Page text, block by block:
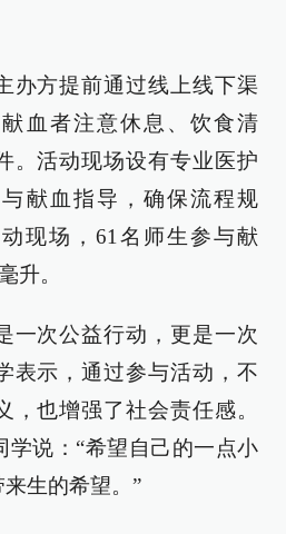
办方提前通过线上线下渠
血者注意休息、饮食清
。活动现场设有专业医护
献血指导，确保流程规
现场，61名师生参与献
升。
一次公益行动，更是一次
表示，通过参与活动，不
，也增强了社会责任感。
学说：“希望自己的一点小
生的希望。”